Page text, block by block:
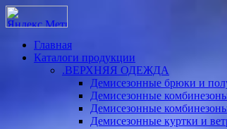
Главная
Каталоги продукции
.ВЕРХНЯЯ ОДЕЖДА
Демисезонные брюки и
Демисезонные
Демисезонные
Демисезонные куртки и